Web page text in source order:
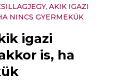
AKIK IGAZI
NINCS GYERMEKÜK
igazi
is, ha